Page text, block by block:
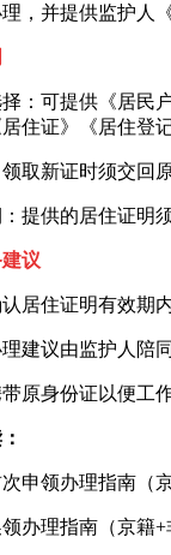
，并提供监护人
可提供《居民
住证》《居住登
新证时须交回原
供的居住证明须
议
住证明有效期内
议由监护人陪同
身份证以便工作
领办理指南（京
理指南（京籍+